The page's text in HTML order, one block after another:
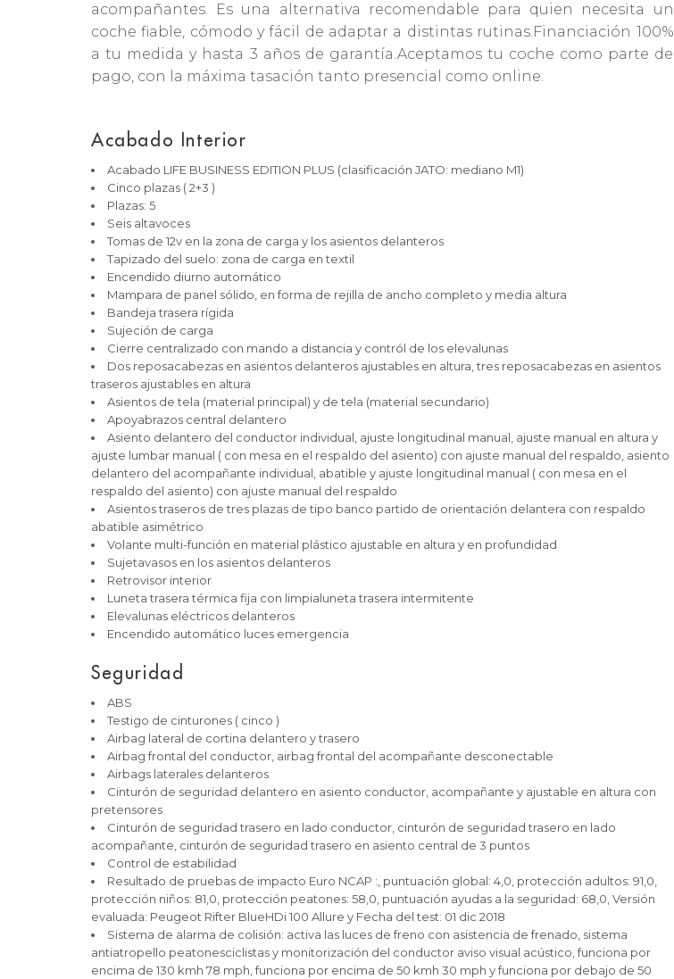
acompañantes. Es una alternativa recomendable para quien necesita un
coche fiable, cómodo y fácil de adaptar a distintas rutinas.Financiación 100%
a tu medida y hasta 3 años de garantía.Aceptamos tu coche como parte de
pago, con la máxima tasación tanto presencial como online.
Acabado Interior
Acabado LIFE BUSINESS EDITION PLUS (clasificación JATO: mediano M1)
Cinco plazas ( 2+3 )
Plazas: 5
Seis altavoces
Tomas de 12v en la zona de carga y los asientos delanteros
Tapizado del suelo: zona de carga en textil
Encendido diurno automático
Mampara de panel sólido, en forma de rejilla de ancho completo y media altura
Bandeja trasera rígida
Sujeción de carga
Cierre centralizado con mando a distancia y contról de los elevalunas
Dos reposacabezas en asientos delanteros ajustables en altura, tres reposacabezas en asientos
traseros ajustables en altura
Asientos de tela (material principal) y de tela (material secundario)
Apoyabrazos central delantero
Asiento delantero del conductor individual, ajuste longitudinal manual, ajuste manual en altura y
ajuste lumbar manual ( con mesa en el respaldo del asiento) con ajuste manual del respaldo, asiento
delantero del acompañante individual, abatible y ajuste longitudinal manual ( con mesa en el
respaldo del asiento) con ajuste manual del respaldo
Asientos traseros de tres plazas de tipo banco partido de orientación delantera con respaldo
abatible asimétrico
Volante multi-función en material plástico ajustable en altura y en profundidad
Sujetavasos en los asientos delanteros
Retrovisor interior
Luneta trasera térmica fija con limpialuneta trasera intermitente
Elevalunas eléctricos delanteros
Encendido automático luces emergencia
Seguridad
ABS
Testigo de cinturones ( cinco )
Airbag lateral de cortina delantero y trasero
Airbag frontal del conductor, airbag frontal del acompañante desconectable
Airbags laterales delanteros
Cinturón de seguridad delantero en asiento conductor, acompañante y ajustable en altura con
pretensores
Cinturón de seguridad trasero en lado conductor, cinturón de seguridad trasero en lado
acompañante, cinturón de seguridad trasero en asiento central de 3 puntos
Control de estabilidad
Resultado de pruebas de impacto Euro NCAP :, puntuación global: 4,0, protección adultos: 91,0,
protección niños: 81,0, protección peatones: 58,0, puntuación ayudas a la seguridad: 68,0, Versión
evaluada: Peugeot Rifter BlueHDi 100 Allure y Fecha del test: 01 dic 2018
Sistema de alarma de colisión: activa las luces de freno con asistencia de frenado, sistema
antiatropello peatonesciclistas y monitorización del conductor aviso visual acústico, funciona por
encima de 130 kmh 78 mph, funciona por encima de 50 kmh 30 mph y funciona por debajo de 50